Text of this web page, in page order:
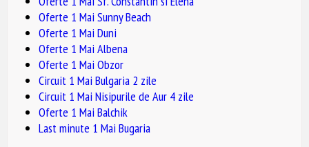
Oferte 1 Mai Sunny Beach
Oferte 1 Mai Duni
Oferte 1 Mai Albena
Oferte 1 Mai Obzor
Circuit 1 Mai Bulgaria 2 zile
Circuit 1 Mai Nisipurile de Aur 4 zile
Oferte 1 Mai Balchik
Last minute 1 Mai Bugaria